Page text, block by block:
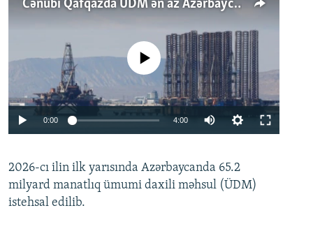
Cənubi Qafqazda ÜDM ən az Azərbaycanda artır: Qonşuları niyə Bakını qabaqlaya bilir?
Auto 240p 360p 480p
No media source currently available
0:00 4:00
360p
480p
2026-cı ilin ilk yarısında Azərbaycanda 65.2
milyard manatlıq ümumi daxili məhsul (ÜDM)
istehsal edilib.